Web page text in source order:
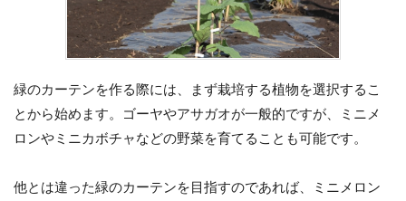
緑のカーテンを作る際には、まず栽培する植物を選択するこ
とから始めます。ゴーヤやアサガオが一般的ですが、ミニメ
ロンやミニカボチャなどの野菜を育てることも可能です。
他とは違った緑のカーテンを目指すのであれば、ミニメロン